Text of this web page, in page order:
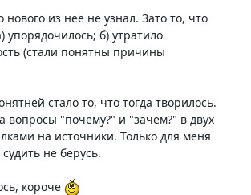
нового из неё не узнал. Зато то, что
упорядочилось; б) утратило
(стали понятны причины
стало то, что тогда творилось.
вопросы "почему?" и "зачем?" в двух
на источники. Только для меня
не берусь.
короче